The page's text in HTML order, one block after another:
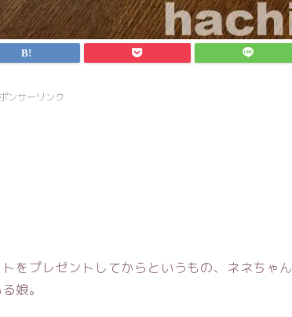
ンサーリンク
をプレゼントしてからというもの、ネネちゃん
娘。